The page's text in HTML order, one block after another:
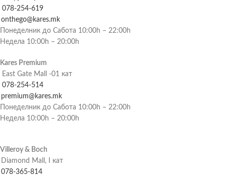
078-254-619
onthego@kares.mk
Понеделник до Сабота 10:00h – 22:00h
Недела 10:00h – 20:00h
Kares Premium
East Gate Mall -01 кат
078-254-514
premium@kares.mk
Понеделник до Сабота 10:00h – 22:00h
Недела 10:00h – 20:00h
Villeroy & Boch
Diamond Mall, I кат
078-365-814